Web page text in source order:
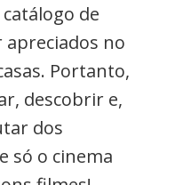
de
no
Portanto,
descobrir e,
dos
só o cinema